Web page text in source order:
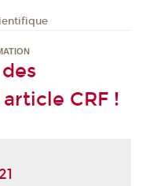
CRF !